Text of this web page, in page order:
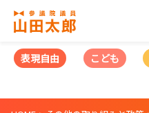
表現自由 こども